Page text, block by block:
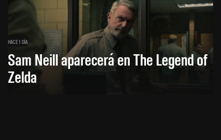
HACE 1 DÍA
Sam Neill aparecerá en The Legend of
Zelda